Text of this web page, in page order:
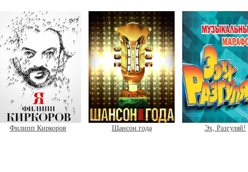
Филипп Киркоров Шансон года Эх, Разгуляй!